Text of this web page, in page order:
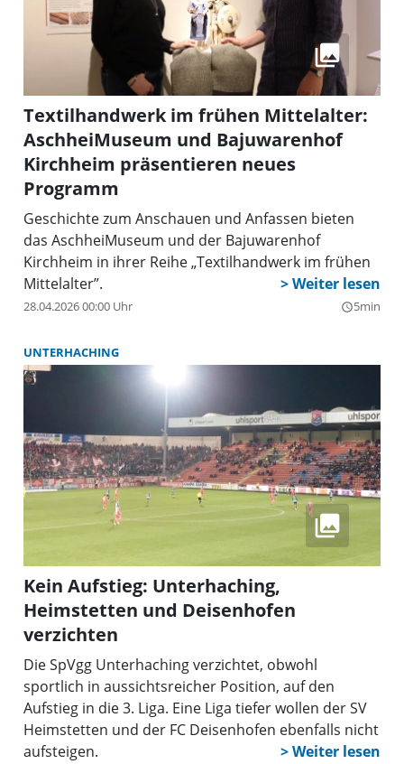
Textilhandwerk im frühen Mittelalter:
AschheiMuseum und Bajuwarenhof
Kirchheim präsentieren neues
Programm
Geschichte zum Anschauen und Anfassen bieten
das AschheiMuseum und der Bajuwarenhof
Kirchheim in ihrer Reihe „Textilhandwerk im frühen
Mittelalter”.
28.04.2026 00:00 Uhr query_builder5min
UNTERHACHING
Kein Aufstieg: Unterhaching,
Heimstetten und Deisenhofen
verzichten
Die SpVgg Unterhaching verzichtet, obwohl
sportlich in aussichtsreicher Position, auf den
Aufstieg in die 3. Liga. Eine Liga tiefer wollen der SV
Heimstetten und der FC Deisenhofen ebenfalls nicht
aufsteigen.